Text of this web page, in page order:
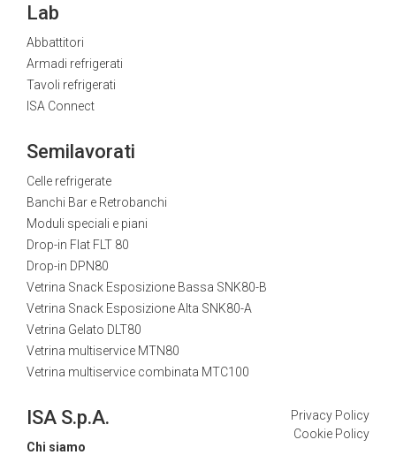
Lab
Abbattitori
Armadi refrigerati
Tavoli refrigerati
ISA Connect
Semilavorati
Celle refrigerate
Banchi Bar e Retrobanchi
Moduli speciali e piani
Drop-in Flat FLT 80
Drop-in DPN80
Vetrina Snack Esposizione Bassa SNK80-B
Vetrina Snack Esposizione Alta SNK80-A
Vetrina Gelato DLT80
Vetrina multiservice MTN80
Vetrina multiservice combinata MTC100
ISA S.p.A.
Chi siamo
Privacy Policy
Cookie Policy